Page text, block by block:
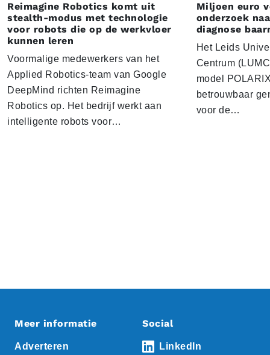
Reimagine Robotics komt uit
stealth-modus met technologie
voor robots die op de werkvloer
kunnen leren
Voormalige medewerkers van het
Applied Robotics-team van Google
DeepMind richten Reimagine
Robotics op. Het bedrijf werkt aan
intelligente robots voor…
Miljoen euro
onderzoek
diagnose
Het Leids
Centrum
model
betrouwbaar
voor de…
Meer informatie
Adverteren
Social
LinkedIn